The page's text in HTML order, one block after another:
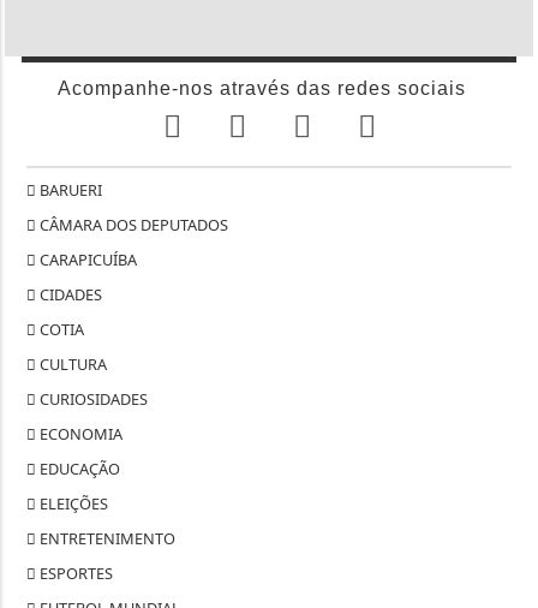
Acompanhe-nos através das redes sociais
BARUERI
CÂMARA DOS DEPUTADOS
CARAPICUÍBA
CIDADES
COTIA
CULTURA
CURIOSIDADES
ECONOMIA
EDUCAÇÃO
ELEIÇÕES
ENTRETENIMENTO
ESPORTES